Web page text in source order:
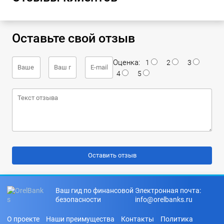
Оставьте свой отзыв
Оценка: 1 2
3
4
5
Ваш гид по финансовой
безопасности
Электронная почта:
info@orelbanks.ru
О проекте Наши преимущества Контакты Политика